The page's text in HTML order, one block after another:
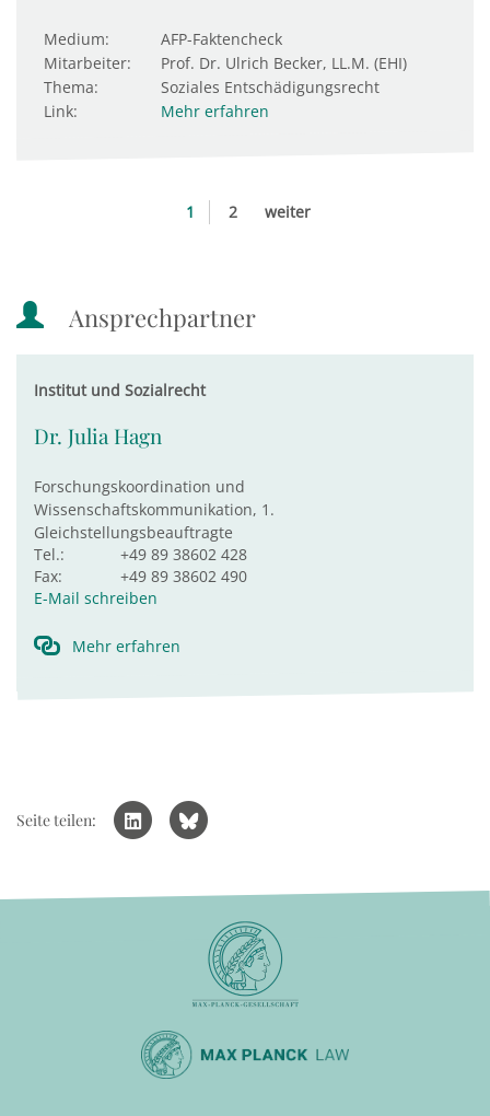
Medium:
AFP-Faktencheck
Mitarbeiter:
Prof. Dr. Ulrich Becker, LL.M. (EHI)
Thema:
Soziales Entschädigungsrecht
Link:
Mehr erfahren
1 2 weiter
Ansprechpartner
Institut und Sozialrecht
Dr. Julia Hagn
Forschungskoordination und
Wissenschaftskommunikation, 1.
Gleichstellungsbeauftragte
Tel.:
+49 89 38602 428
Fax:
+49 89 38602 490
E-Mail schreiben
Mehr erfahren
Seite teilen: